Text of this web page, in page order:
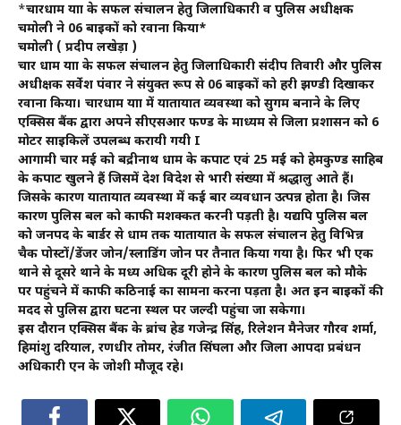
*चारधाम यात्रा के सफल संचालन हेतु जिलाधिकारी व पुलिस अधीक्षक
चमोली ने 06 बाइकों को रवाना किया*
चमोली ( प्रदीप लखेड़ा )
चार धाम यात्रा के सफल संचालन हेतु जिलाधिकारी संदीप तिवारी और पुलिस
अधीक्षक सर्वेश पंवार ने संयुक्त रूप से 06 बाइकों को हरी झण्डी दिखाकर
रवाना किया। चारधाम यात्रा में यातायात व्यवस्था को सुगम बनाने के लिए
एक्सिस बैंक द्वारा अपने सीएसआर फण्ड के माध्यम से जिला प्रशासन को 6
मोटर साइकिलें उपलब्ध करायी गयी I
आगामी चार मई को बद्रीनाथ धाम के कपाट एवं 25 मई को हेमकुण्ड साहिब
के कपाट खुलने हैं जिसमें देश विदेश से भारी संख्या में श्रद्धालु आते हैं।
जिसके कारण यातायात व्यवस्था में कई बार व्यवधान उत्पन्न होता है। जिस
कारण पुलिस बल को काफी मशक्कत करनी पड़ती है। यद्यपि पुलिस बल
को जनपद के बार्डर से धाम तक यातायात के सफल संचालन हेतु विभिन्न
चैक पोस्टों/डेंजर जोन/स्लाडिंग जोन पर तैनात किया गया है। फिर भी एक
थाने से दूसरे थाने के मध्य अधिक दूरी होने के कारण पुलिस बल को मौके
पर पहुंचने में काफी कठिनाई का सामना करना पड़ता है। अत इन बाइकों की
मदद से पुलिस द्वारा घटना स्थल पर जल्दी पहुंचा जा सकेगा।
इस दौरान एक्सिस बैंक के ब्रांच हेड गजेन्द्र सिंह, रिलेशन मैनेजर गौरव शर्मा,
हिमांशु दरियाल, रणधीर तोमर, रंजीत सिंघला और जिला आपदा प्रबंधन
अधिकारी एन के जोशी मौजूद रहे।